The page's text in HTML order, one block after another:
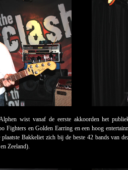
wist vanaf de eerste akkoorden het
Fighters en Golden Earring en een hoog
Bakkeliet zich bij de beste 42 bands van
Zeeland).